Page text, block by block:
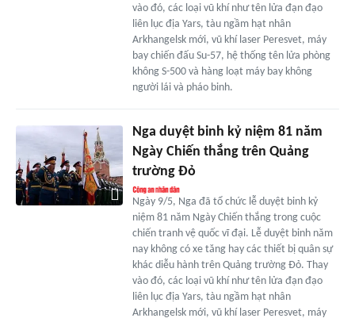
vào đó, các loại vũ khí như tên lửa đạn đạo
liên lục địa Yars, tàu ngầm hạt nhân
Arkhangelsk mới, vũ khí laser Peresvet, máy
bay chiến đấu Su-57, hệ thống tên lửa phòng
không S-500 và hàng loạt máy bay không
người lái và pháo binh.
Nga duyệt binh kỷ niệm 81 năm
Ngày Chiến thắng trên Quảng
trường Đỏ
Ngày 9/5, Nga đã tổ chức lễ duyệt binh kỷ
niệm 81 năm Ngày Chiến thắng trong cuộc
chiến tranh vệ quốc vĩ đại. Lễ duyệt binh năm
nay không có xe tăng hay các thiết bị quân sự
khác diễu hành trên Quảng trường Đỏ. Thay
vào đó, các loại vũ khí như tên lửa đạn đạo
liên lục địa Yars, tàu ngầm hạt nhân
Arkhangelsk mới, vũ khí laser Peresvet, máy